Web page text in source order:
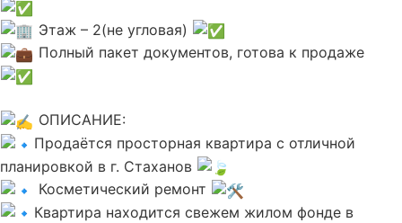
Этаж – 2(не угловая)
Полный пакет документов, готова к продаже
ОПИСАНИЕ:
Продаётся просторная квартира с отличной
планировкой в г. Стаханов
Косметический ремонт
Квартира находится свежем жилом фонде в